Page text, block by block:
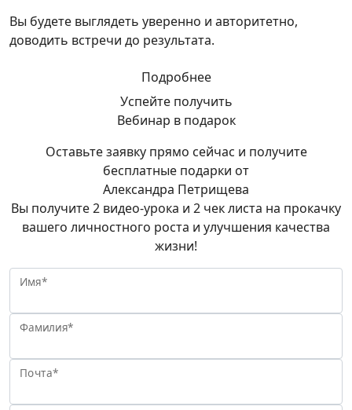
Вы будете выглядеть уверенно и авторитетно,
доводить встречи до результата.
Подробнее
Успейте получить
Вебинар в подарок
Оставьте заявку прямо сейчас и получите
бесплатные подарки от
Александра Петрищева
Вы получите 2 видео-урока и 2 чек листа на прокачку
вашего личностного роста и улучшения качества
жизни!
Имя*
Фамилия*
Почта*